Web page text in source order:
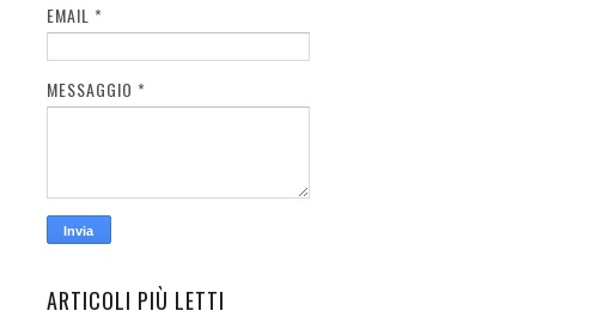
EMAIL *
MESSAGGIO *
ARTICOLI PIÙ LETTI